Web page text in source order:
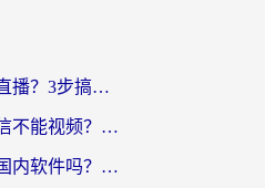
咪咕在海外怎么看直播？3步搞定地域限制，还能畅看腾讯视频与国内热剧
迪拜网络为什么微信不能视频？海外党必看的回国加速全攻略
在国外能正常使用国内软件吗？海外党亲测有效的无缝访问指南